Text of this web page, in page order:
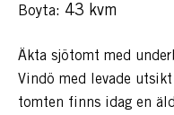
Boyta: 43 kvm
Äkta sjötomt med
Vindö med levade
tomten finns idag en